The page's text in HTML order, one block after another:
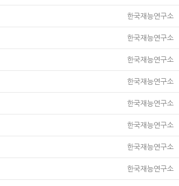
한국재능연구소
한국재능연구소
한국재능연구소
한국재능연구소
한국재능연구소
한국재능연구소
한국재능연구소
한국재능연구소